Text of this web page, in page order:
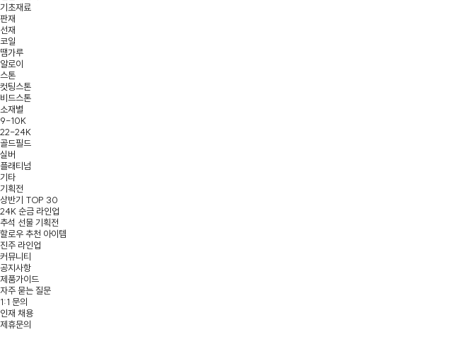
기초재료
판재
선재
코일
땜가루
알로이
스톤
컷팅스톤
비드스톤
소재별
9-10K
22-24K
골드필드
실버
플래티넘
기타
기획전
상반기 TOP 30
24K 순금 라인업
추석 선물 기획전
할로우 추천 아이템
진주 라인업
커뮤니티
공지사항
제품가이드
자주 묻는 질문
1:1 문의
인재 채용
제휴문의